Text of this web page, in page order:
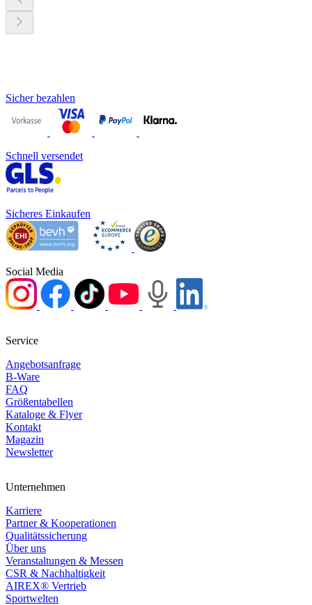
Sicher bezahlen
Schnell versendet
Sicheres Einkaufen
Social Media
Service
Angebotsanfrage
B-Ware
FAQ
Größentabellen
Kataloge & Flyer
Kontakt
Magazin
Newsletter
Unternehmen
Karriere
Partner & Kooperationen
Qualitätssicherung
Über uns
Veranstaltungen & Messen
CSR & Nachhaltigkeit
AIREX® Vertrieb
Sportwelten